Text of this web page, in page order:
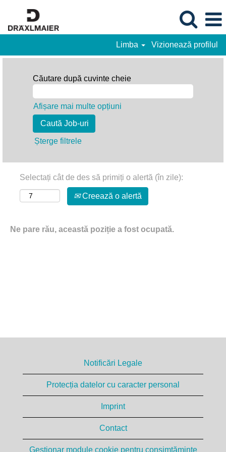
Limba Vizionează profilul
Căutare după cuvinte cheie
Afișare mai multe opțiuni
Șterge filtrele
Selectați cât de des să primiți o alertă (în zile):
Creează o alertă
Ne pare rău, această poziție a fost ocupată.
Notificări Legale
Protecția datelor cu caracter personal
Imprint
Contact
Gestionar module cookie pentru consimțăminte